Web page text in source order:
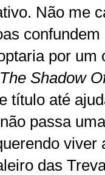
Não me
por
The Shadow
título até
passa
viver
das